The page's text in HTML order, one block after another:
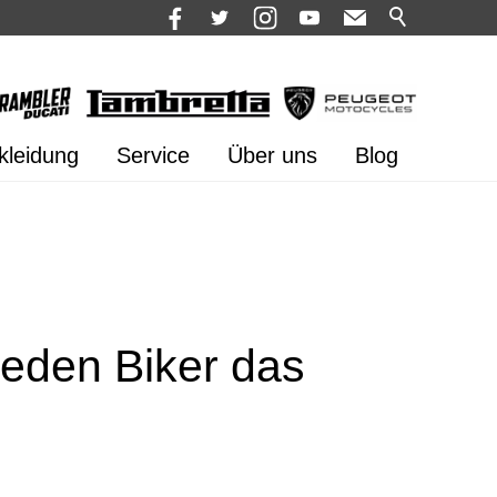
Service Über uns Blog
Biker das